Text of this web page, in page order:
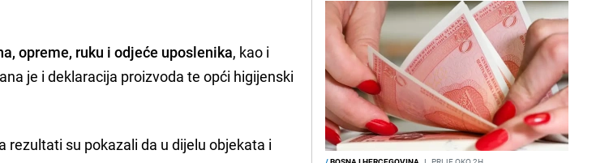
opreme, ruku i odjeće uposlenika, kao i
je i deklaracija proizvoda te opći higijenski
rezultati su pokazali da u dijelu objekata i